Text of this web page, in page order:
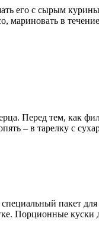
его с сырым
мариновать в
Перед тем, как
– в тарелку с
пакет
Порционные